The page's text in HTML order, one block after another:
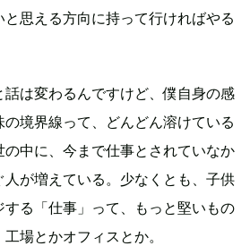
と思える方向に持って行ければやる
は変わるんですけど、僕自身の感
境界線って、どんどん溶けている
中に、今まで仕事とされていなか
人が増えている。少なくとも、子供
る「仕事」って、もっと堅いもの
場とかオフィスとか。